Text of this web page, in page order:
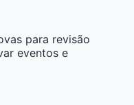
para revisão
eventos e